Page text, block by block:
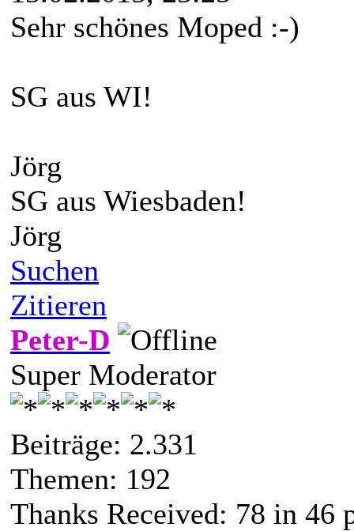
Sehr schönes Moped :-)
SG aus WI!
Jörg
SG aus Wiesbaden!
Jörg
Suchen
Zitieren
Peter-D
Super Moderator
Beiträge: 2.331
Themen: 192
Thanks Received: 78 in 46